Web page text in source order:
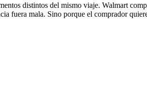
distintos del mismo viaje. Walmart
fuera mala. Sino porque el comprador